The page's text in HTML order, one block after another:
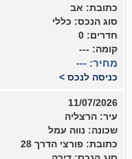
כתובת: אב
סוג הנכס: כללי
חדרים: 0
קומה: ---
מחיר: ---
כניסה לנכס >
11/07/2026
עיר: הרצליה
שכונה: נווה עמל
כתובת: פורצי הדרך 28